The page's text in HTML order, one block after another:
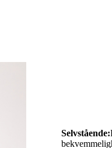
Selvstående: